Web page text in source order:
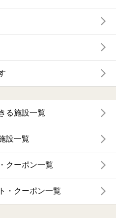
る施設一覧
設一覧
クーポン一覧
・クーポン一覧